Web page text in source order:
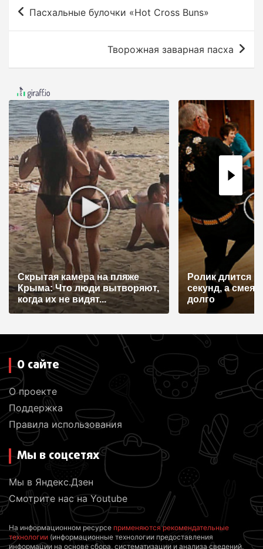
а
ц
и
я
п
о
з
а
п
и
с
я
Пасхальные булочки «Hot Cross Buns»
Творожная заварная пасха
Скрытая камера на пляже
Крыма: Что люди вытворяют,
когда их не видят...
Ролик длится
секунд, а
долго
О сайте
О проекте
Поддержка
Правила использования
Мы в соцсетях
Мы в Яндекс.Дзен
Смотрите нас на Youtube
На информационном ресурсе применяются рекомендательные
технологии (информационные технологии предоставления
информации на основе сбора, систематизации и анализа сведений,